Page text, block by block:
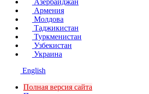
Азербайджан
Армения
Молдова
Таджикистан
Туркменистан
Узбекистан
Украина
English
Полная версия сайта